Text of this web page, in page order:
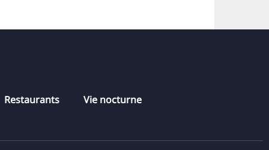
Restaurants Vie nocturne